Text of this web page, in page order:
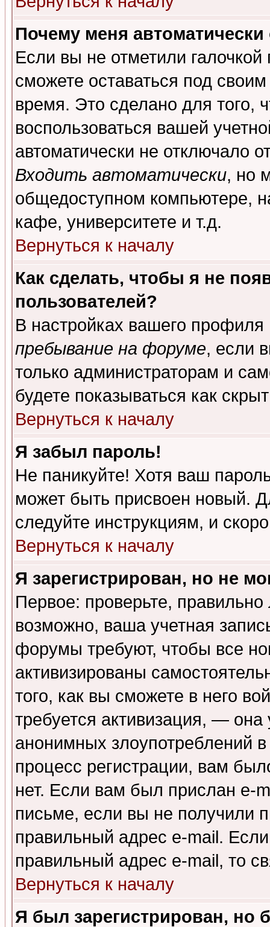
Почему меня автоматически
Если вы не отметили галочкой
сможете оставаться под
время. Это сделано для того,
воспользоваться вашей
автоматически не отключало
Входить автоматически, но
общедоступном компьютере,
кафе, университете и т.д.
Вернуться к началу
Как сделать, чтобы я не
пользователей?
В настройках вашего
пребывание на форуме, если
только администраторам и
будете показываться как
Вернуться к началу
Я забыл пароль!
Не паникуйте! Хотя ваш
может быть присвоен новый.
следуйте инструкциям, и
Вернуться к началу
Я зарегистрирован, но не
Первое: проверьте,
возможно, ваша учетная
форумы требуют, чтобы все
активизированы
того, как вы сможете в него
требуется активизация, —
анонимных злоупотреблений
процесс регистрации, вам
нет. Если вам был прислан e-
письме, если вы не получили
правильный адрес e-mail.
правильный адрес e-mail, то
Вернуться к началу
Я был зарегистрирован, но